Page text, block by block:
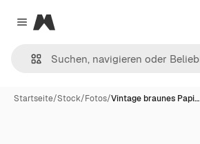
Close menu
Magnific
Startseite/Stock/Fotos/Vintage braunes Papi…